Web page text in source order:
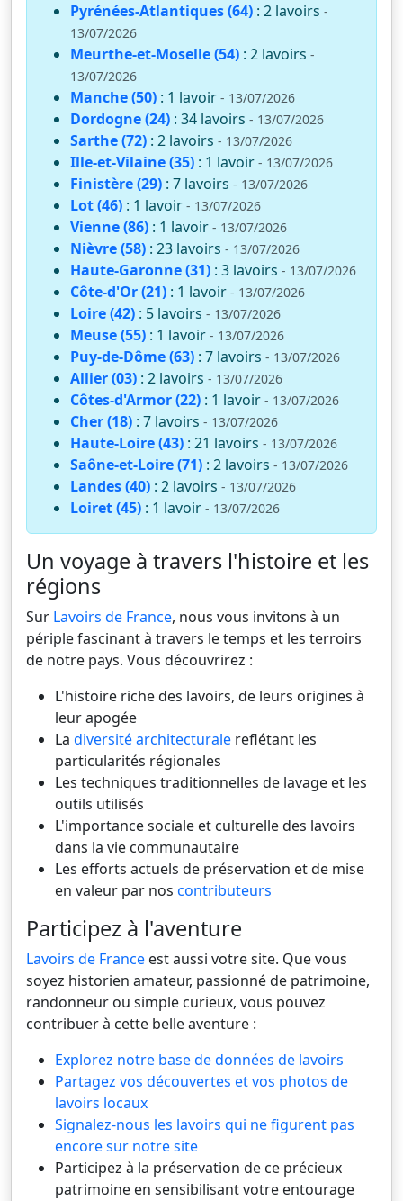
Pyrénées-Atlantiques (64) : 2 lavoirs -
13/07/2026
Meurthe-et-Moselle (54) : 2 lavoirs -
13/07/2026
Manche (50) : 1 lavoir - 13/07/2026
Dordogne (24) : 34 lavoirs - 13/07/2026
Sarthe (72) : 2 lavoirs - 13/07/2026
Ille-et-Vilaine (35) : 1 lavoir - 13/07/2026
Finistère (29) : 7 lavoirs - 13/07/2026
Lot (46) : 1 lavoir - 13/07/2026
Vienne (86) : 1 lavoir - 13/07/2026
Nièvre (58) : 23 lavoirs - 13/07/2026
Haute-Garonne (31) : 3 lavoirs - 13/07/2026
Côte-d'Or (21) : 1 lavoir - 13/07/2026
Loire (42) : 5 lavoirs - 13/07/2026
Meuse (55) : 1 lavoir - 13/07/2026
Puy-de-Dôme (63) : 7 lavoirs - 13/07/2026
Allier (03) : 2 lavoirs - 13/07/2026
Côtes-d'Armor (22) : 1 lavoir - 13/07/2026
Cher (18) : 7 lavoirs - 13/07/2026
Haute-Loire (43) : 21 lavoirs - 13/07/2026
Saône-et-Loire (71) : 2 lavoirs - 13/07/2026
Landes (40) : 2 lavoirs - 13/07/2026
Loiret (45) : 1 lavoir - 13/07/2026
Un voyage à travers l'histoire et les
régions
Sur Lavoirs de France, nous vous invitons à un
périple fascinant à travers le temps et les terroirs
de notre pays. Vous découvrirez :
L'histoire riche des lavoirs, de leurs origines à
leur apogée
La diversité architecturale reflétant les
particularités régionales
Les techniques traditionnelles de lavage et les
outils utilisés
L'importance sociale et culturelle des lavoirs
dans la vie communautaire
Les efforts actuels de préservation et de mise
en valeur par nos contributeurs
Participez à l'aventure
Lavoirs de France est aussi votre site. Que vous
soyez historien amateur, passionné de patrimoine,
randonneur ou simple curieux, vous pouvez
contribuer à cette belle aventure :
Explorez notre base de données de lavoirs
Partagez vos découvertes et vos photos de
lavoirs locaux
Signalez-nous les lavoirs qui ne figurent pas
encore sur notre site
Participez à la préservation de ce précieux
patrimoine en sensibilisant votre entourage